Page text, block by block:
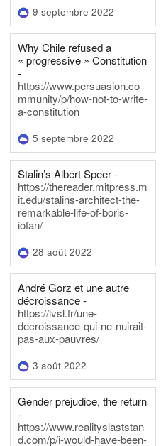
9 septembre 2022
Why Chile refused a
« progressive » Constitution
-
https://www.persuasion.co
mmunity/p/how-not-to-write-
a-constitution
5 septembre 2022
Stalin’s Albert Speer -
https://thereader.mitpress.m
it.edu/stalins-architect-the-
remarkable-life-of-boris-
iofan/
28 août 2022
André Gorz et une autre
décroissance -
https://lvsl.fr/une-
decroissance-qui-ne-nuirait-
pas-aux-pauvres/
3 août 2022
Gender prejudice, the return
-
https://www.realityslaststan
d.com/p/i-would-have-been-